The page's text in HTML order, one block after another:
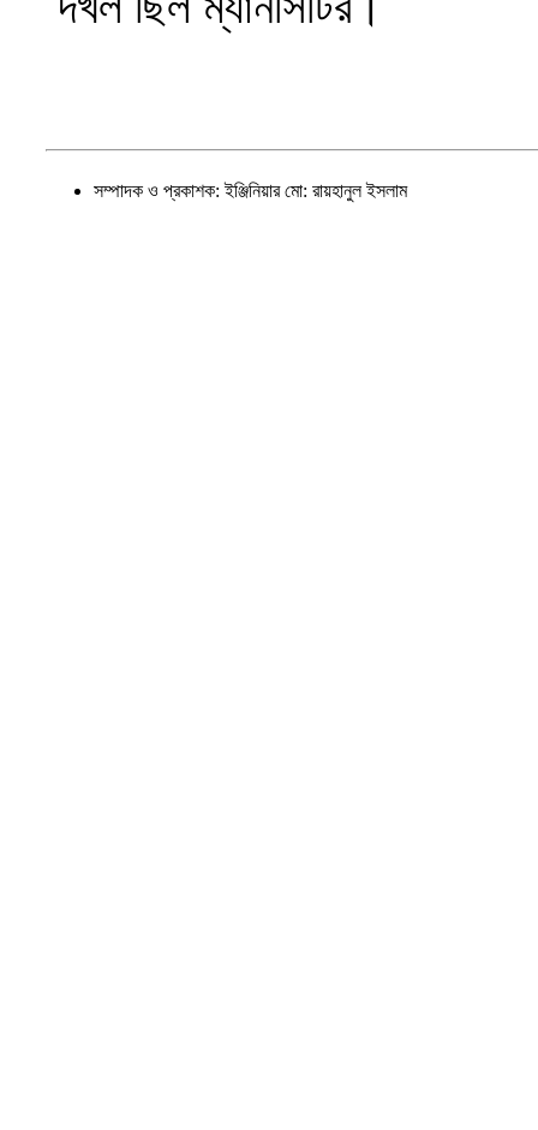
সম্পাদক ও প্রকাশক: ইঞ্জিনিয়ার মো: রায়হানুল ইসলাম